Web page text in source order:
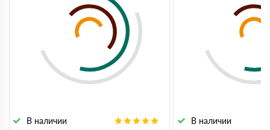
В наличии В наличии